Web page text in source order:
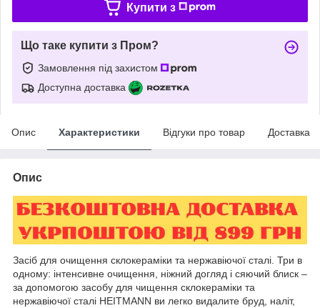
Купити з
Що таке купити з Пром?
Замовлення під захистом
Доступна доставка
Опис Характеристики Відгуки про товар Доставка
Опис
Засіб для очищення склокераміки та нержавіючої сталі. Три в
одному: інтенсивне очищення, ніжний догляд і сяючий блиск –
за допомогою засобу для чищення склокераміки та
нержавіючої сталі HEITMANN ви легко видалите бруд, наліт,